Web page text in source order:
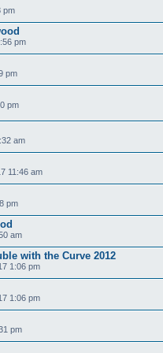
pm
pm
pm
pm
am
11:46 am
pm
am
with the Curve 2012
1:06 pm
1:06 pm
pm